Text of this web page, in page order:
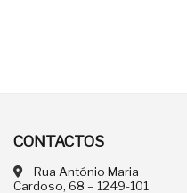
CONTACTOS
Rua António Maria
Cardoso, 68 – 1249-101